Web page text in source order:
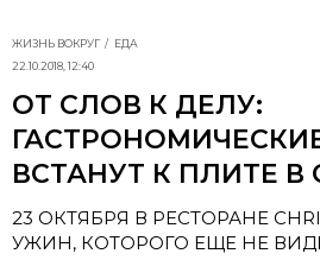
ЖИЗНЬ ВОКРУГ
ЕДА
22.10.2018, 12:40
ОТ СЛОВ К ДЕЛУ:
ВСТАНУТ К ПЛИТЕ В
23 ОКТЯБРЯ В РЕСТОРАНЕ
УЖИН, КОТОРОГО ЕЩЕ НЕ